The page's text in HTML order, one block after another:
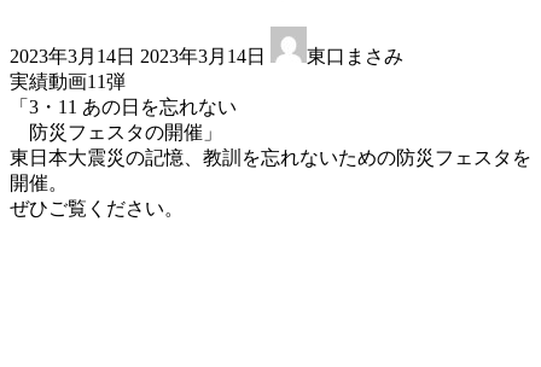
2023年3月14日 終
新
日
時
2023年3月14日
東口まさみ
実績動画11弾
「3・11 あの日を忘れない
防災フェスタの開催」
東日本大震災の記憶、教訓を忘れないための防災フェスタを
開催。
ぜひご覧ください。